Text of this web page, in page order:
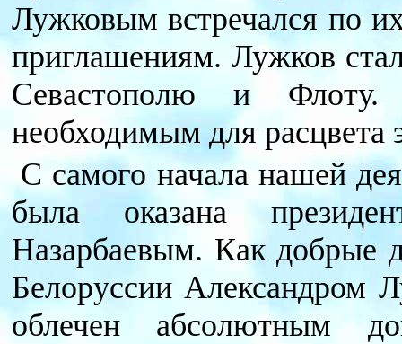
Лужковым встречался по
приглашениям. Лужков
Севастополю и
необходимым для расцвета
С самого начала нашей
была оказана
Назарбаевым. Как добрые
Белоруссии Александром
облечен абсолютным